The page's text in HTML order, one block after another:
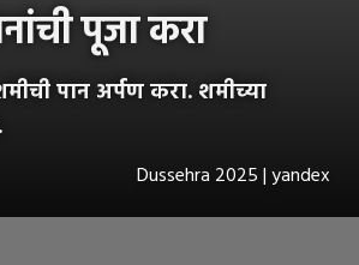
पूजा करा
पान अर्पण करा. शमीच्या
Dussehra 2025 | yandex